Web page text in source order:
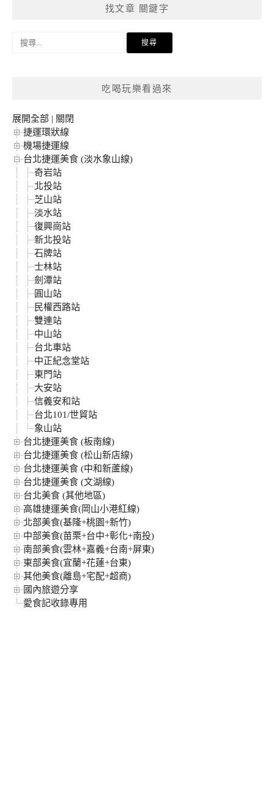
找文章 關鍵字
搜
吃喝玩樂看過來
展開全部 | 關閉
捷運環狀線
機場捷運線
台北捷運美食 (淡水象山線)
奇岩站
北投站
芝山站
淡水站
復興崗站
新北投站
石牌站
士林站
劍潭站
圓山站
民權西路站
雙連站
中山站
台北車站
中正紀念堂站
東門站
大安站
信義安和站
台北101/世貿站
象山站
台北捷運美食 (板南線)
台北捷運美食 (松山新店線)
台北捷運美食 (中和新蘆線)
台北捷運美食 (文湖線)
台北美食 (其他地區)
高雄捷運美食(岡山小港紅線)
北部美食(基隆+桃園+新竹)
中部美食(苗栗+台中+彰化+南投)
南部美食(雲林+嘉義+台南+屏東)
東部美食(宜蘭+花蓮+台東)
其他美食(離島+宅配+超商)
國內旅遊分享
愛食記收錄專用